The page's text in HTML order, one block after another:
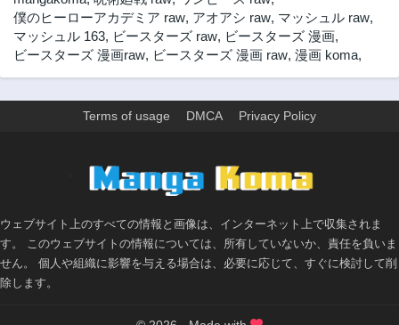
第156話
3年前
第155話
3年前
第154話 第153話
第151話
3年前
3年前 3年前
第146話
3年前
第145話
3年前
僕のヒーローアカデミア raw, アオアシ raw, マッシュル raw,
マッシュル 163, ビースターズ raw, ビースターズ 漫画,
ビースターズ 漫画raw, ビースターズ 漫画 raw, 漫画 koma,
Terms of usage DMCA Privacy Policy
ウェブサイト上のすべての情報と画像は、インターネット上で収集されま
す。 このウェブサイトの情報については、所有していないか、責任を負いま
せん。 個人や組織に影響を与える場合は、必要に応じて、すぐに検討して削
除します。